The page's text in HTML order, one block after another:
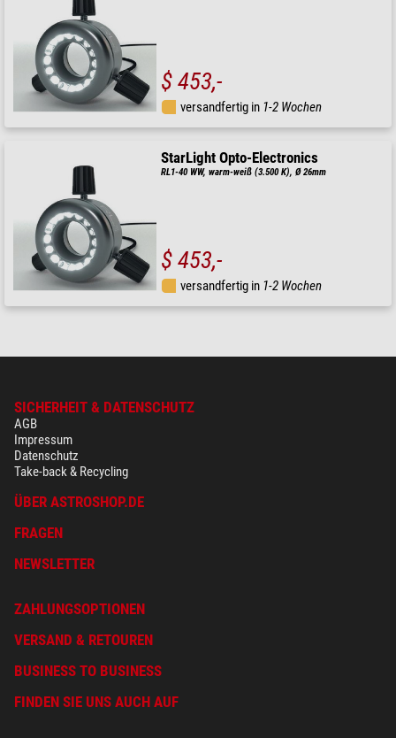
$ 453,-
versandfertig in 1-2 Wochen
StarLight Opto-Electronics
RL1-40 WW, warm-weiß (3.500 K), Ø 26mm
$ 453,-
versandfertig in 1-2 Wochen
SICHERHEIT & DATENSCHUTZ
AGB
Impressum
Datenschutz
Take-back & Recycling
ÜBER ASTROSHOP.DE
FRAGEN
NEWSLETTER
ZAHLUNGSOPTIONEN
VERSAND & RETOUREN
BUSINESS TO BUSINESS
FINDEN SIE UNS AUCH AUF